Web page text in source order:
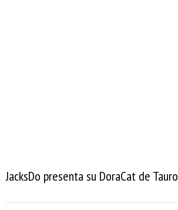
JacksDo presenta su DoraCat de Tauro